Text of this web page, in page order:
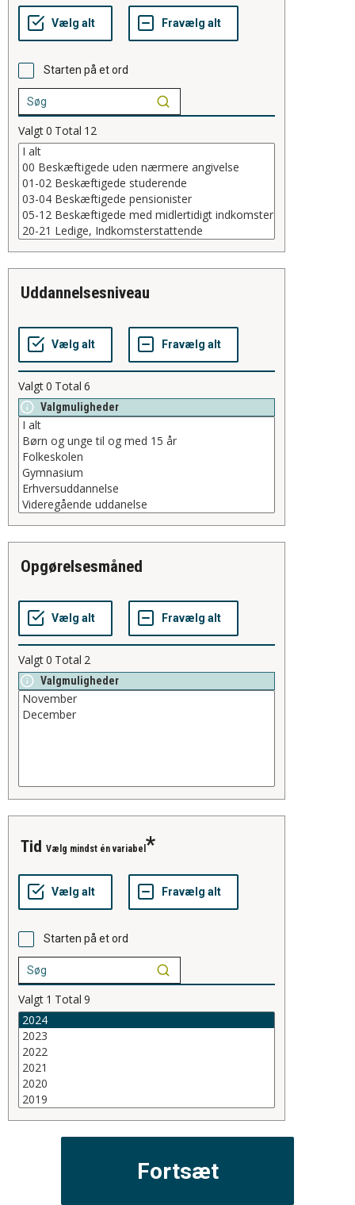
Starten på et ord
Valgt0 Total 12
uddannelsesniveau
Valgt0 Total 6
Valgmuligheder
opgørelsesmåned
Valgt0 Total 2
Valgmuligheder
tid Vælg mindst én variabel
Starten på et ord
Valgt 1 Total 9